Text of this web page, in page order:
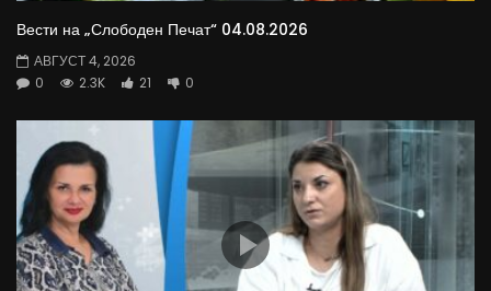
Вести на „Слободен Печат“ 04.08.2026
АВГУСТ 4, 2026
0
2.3K 21 0